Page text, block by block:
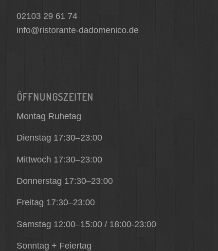
02103 29 61 74
info@ristorante-dadomenico.de
ÖFFNUNGSZEITEN
Montag Ruhetag
Dienstag 17:30–23:00
Mittwoch 17:30–23:00
Donnerstag 17:30–23:00
Freitag 17:30–23:00
Samstag 12:00–15:00 / 18:00-23:00
Sonntag + Feiertag